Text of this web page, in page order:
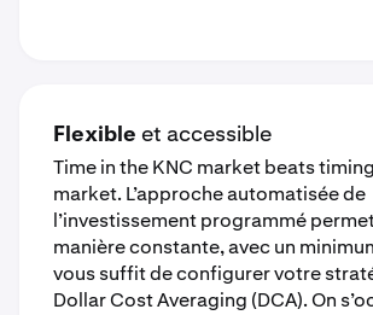
Flexible et accessible
Time in theKNC market beats
market. L’approche automatisée de
l’investissement programmé
manière constante, avec un
vous suffit de configurer votre
Dollar Cost Averaging (DCA). On